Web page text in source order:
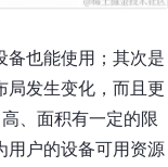
备也能使用；其次是
局发生变化，而且更
、面积有一定的限
用户的设备可用资源